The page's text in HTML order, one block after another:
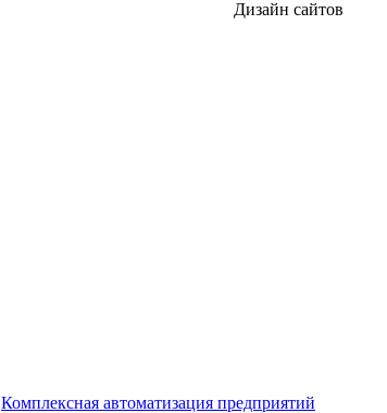
Комплексная автоматизация предприятий
Дизайн сайтов